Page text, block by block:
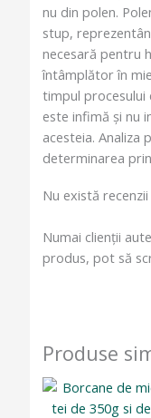
nu din polen.
stup,
necesară pentru
întâmplător în
timpul procesului
este infimă și nu
acesteia. Analiza
determinarea
Nu există
Numai clienții
produs, pot să
Produse